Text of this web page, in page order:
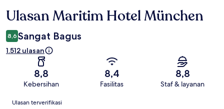
Ulasan
Ulasan Maritim Hotel München
8,6 Sangat Bagus
1.512 ulasan
8,8
Kebersihan
8,4
Fasilitas
8,8
Staf & layanan
Ulasan
Ulasan terverifikasi